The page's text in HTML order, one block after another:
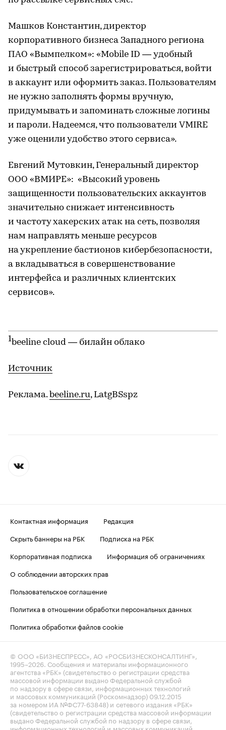
Машков Константин, директор
корпоративного бизнеса Западного региона
ПАО «Вымпелком»: «Mobile ID — удобный
и быстрый способ зарегистрироваться, войти
в аккаунт или оформить заказ. Пользователям
не нужно заполнять формы вручную,
придумывать и запоминать сложные логины
и пароли. Надеемся, что пользователи VMIRE
уже оценили удобство этого сервиса».
Евгений Мутовкин, Генеральный директор
ООО «ВМИРЕ»: «Высокий уровень
защищенности пользовательских аккаунтов
значительно снижает интенсивность
и частоту хакерских атак на сеть, позволяя
нам направлять меньше ресурсов
на укрепление бастионов кибербезопасности,
а вкладываться в совершенствование
интерфейса и различных клиентских
сервисов».
1beeline cloud — билайн облако
Источник
Реклама. beeline.ru, LatgBSspz
Контактная информация
Редакция
Скрыть баннеры на РБК
Подписка на РБК
Корпоративная подписка
Информация об ограничениях
О соблюдении авторских прав
Пользовательское соглашение
Политика в отношении обработки персональных данных
Политика обработки файлов cookie
© ООО «БИЗНЕСПРЕСС», АО «РОСБИЗНЕСКОНСАЛТИНГ»,
1995–2026 . Сообщения и материалы информационного
агентства «РБК» (свидетельство о регистрации средства
массовой информации выдано Федеральной службой
по надзору в сфере связи, информационных технологий
и массовых коммуникаций (Роскомнадзор) 09.12.2015
за номером ИА №ФС77-63848) и сетевого издания «РБК»
(свидетельство о регистрации средства массовой информации
выдано Федеральной службой по надзору в сфере связи,
информационных технологий и массовых коммуникаций